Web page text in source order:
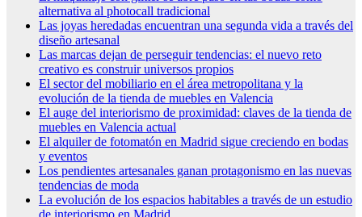
alternativa al photocall tradicional
Las joyas heredadas encuentran una segunda vida a través del
diseño artesanal
Las marcas dejan de perseguir tendencias: el nuevo reto
creativo es construir universos propios
El sector del mobiliario en el área metropolitana y la
evolución de la tienda de muebles en Valencia
El auge del interiorismo de proximidad: claves de la tienda de
muebles en Valencia actual
El alquiler de fotomatón en Madrid sigue creciendo en bodas
y eventos
Los pendientes artesanales ganan protagonismo en las nuevas
tendencias de moda
La evolución de los espacios habitables a través de un estudio